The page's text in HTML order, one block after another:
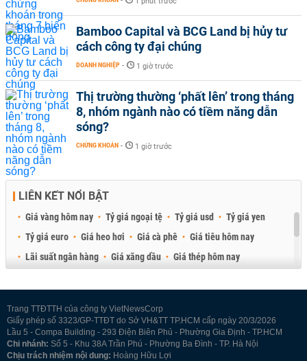
Bamboo Capital và BCG Land bị hủy tư
cách công ty đại chúng
DOANH NGHIỆP - 1 giờ trước
Thị trường thường ‘phất lên’ trong tháng
8, nhóm ngành nào có tiềm năng dẫn
sóng?
CHỨNG KHOÁN - 1 giờ trước
LIÊN KẾT NỔI BẬT
Giá vàng hôm nay Tỷ giá ngoại tệ Tỷ giá usd
Tỷ giá yen
Tỷ giá euro
Giá heo hơi Giá cà phê
Giá tiêu hôm nay
Lãi suất ngân hàng
Giá xăng dầu
Giá thép hôm nay
Trang TTĐTTH của công ty VietNewsCorp
Giấy phép số 3323/GP-TTĐT do Sở VH&TT TP.HCM cấp ngày 20/3/2026
Lầu 5 - Compa Building - 293 Điện Biên Phủ - Phường Gia Định - TP.HCM
Chi nhánh: Số 5 - Khu 38A Trần Phú - Phường Ba Đình - TP. Hà Nội
Chịu trách nhiệm nội dung: Hoàng Hữu Lợi